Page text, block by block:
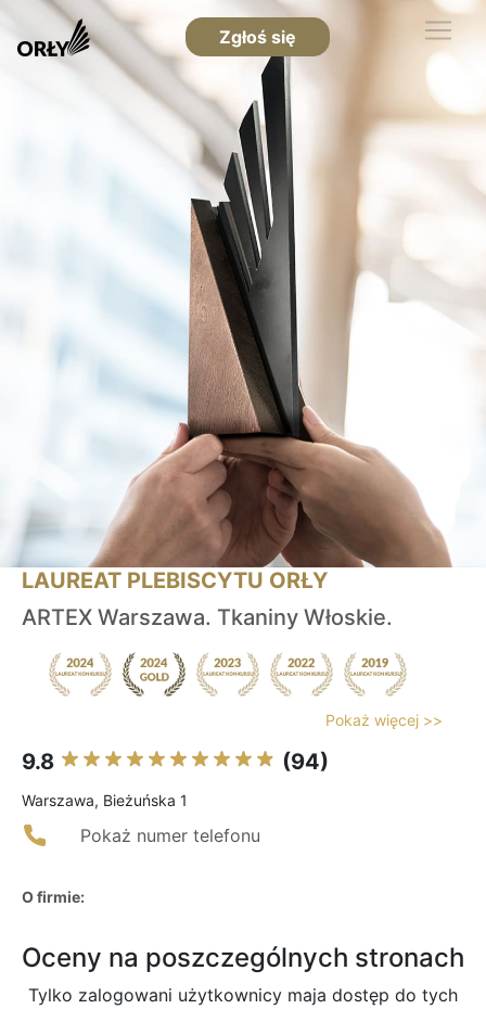
Zgłoś się
LAUREAT PLEBISCYTU ORŁY
ARTEX Warszawa. Tkaniny Włoskie.
Pokaż więcej >>
9.8 (94)
Warszawa, Bieżuńska 1
Pokaż numer telefonu
O firmie:
Oceny na poszczególnych stronach
Tylko zalogowani użytkownicy maja dostęp do tych